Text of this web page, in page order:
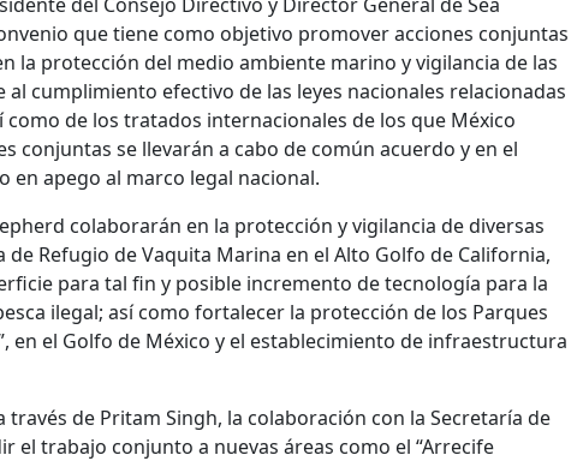
que tiene como objetivo promover acciones conjuntas
la protección del medio ambiente marino y vigilancia de las
cumplimiento efectivo de las leyes nacionales relacionadas
de los tratados internacionales de los que México
conjuntas se llevarán a cabo de común acuerdo y en el
en apego al marco legal nacional.
colaborarán en la protección y vigilancia de diversas
de Refugio de Vaquita Marina en el Alto Golfo de California,
para tal fin y posible incremento de tecnología para la
ilegal; así como fortalecer la protección de los Parques
en el Golfo de México y el establecimiento de infraestructura
través de Pritam Singh, la colaboración con la Secretaría de
el trabajo conjunto a nuevas áreas como el “Arrecife